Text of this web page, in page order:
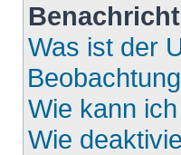
Was ist der
Wie kann
Wie